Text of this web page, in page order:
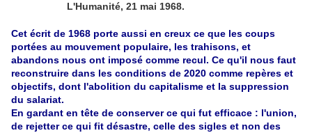
L'Humanité, 21 mai 1968.
Cet écrit de 1968 porte aussi en creux ce que les coups
portées au mouvement populaire, les trahisons, et
abandons nous ont imposé comme recul. Ce qu'il nous faut
reconstruire dans les conditions de 2020 comme repères et
objectifs, dont l'abolition du capitalisme et la suppression
du salariat.
En gardant en tête de conserver ce qui fut efficace : l'union,
de rejetter ce qui fit désastre, celle des sigles et non des